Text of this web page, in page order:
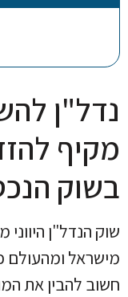
נדל"ן
מקיף
בשוק
שוק הנדל"ן
מישראל ומהעולם
חשוב להבין את